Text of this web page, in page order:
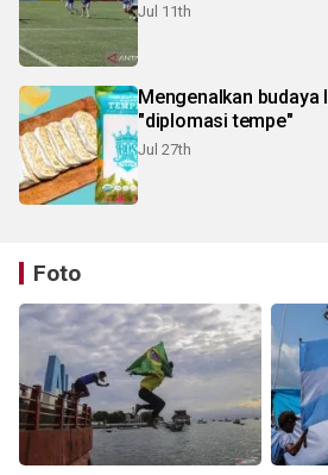
Jul 11th
Mengenalkan budaya
"diplomasi tempe"
Jul 27th
Foto